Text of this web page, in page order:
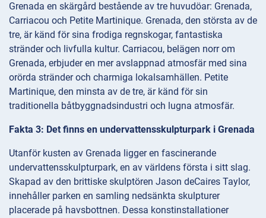
Grenada en skärgård bestående av tre huvudöar: Grenada,
Carriacou och Petite Martinique. Grenada, den största av de
tre, är känd för sina frodiga regnskogar, fantastiska
stränder och livfulla kultur. Carriacou, belägen norr om
Grenada, erbjuder en mer avslappnad atmosfär med sina
orörda stränder och charmiga lokalsamhällen. Petite
Martinique, den minsta av de tre, är känd för sin
traditionella båtbyggnadsindustri och lugna atmosfär.
Fakta 3: Det finns en undervattensskulpturpark i Grenada
Utanför kusten av Grenada ligger en fascinerande
undervattensskulpturpark, en av världens första i sitt slag.
Skapad av den brittiske skulptören Jason deCaires Taylor,
innehåller parken en samling nedsänkta skulpturer
placerade på havsbottnen. Dessa konstinstallationer